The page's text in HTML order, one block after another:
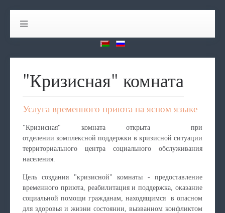
"Кризисная" комната
Услуга временного приюта на ясном языке
"Кризисная" комната открыта при
отделении комплексной поддержки в кризисной ситуации
территориального центра социального обслуживания
населения.
Цель создания "кризисной" комнаты - предоставление
временного приюта, реабилитация и поддержка, оказание
социальной помощи гражданам, находящимся в опасном
для здоровья и жизни состоянии, вызванном конфликтом